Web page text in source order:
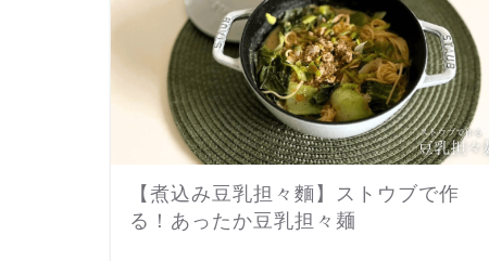
【煮込み豆乳担々麵】ストウブで作
る！あったか豆乳担々麺